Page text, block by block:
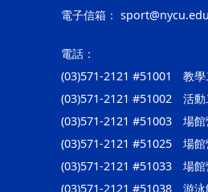
電子信箱：
電話：
(03)571-2121 #51001 教學
(03)571-2121 #51002 活動
(03)571-2121 #51003 場館
(03)571-2121 #51025 場館
(03)571-2121 #51033 場館
(03)571-2121 #51038 游泳